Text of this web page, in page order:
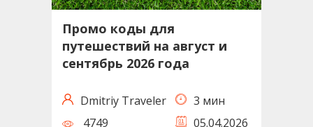
Промо коды для
путешествий на август и
сентябрь 2026 года
Dmitriy Traveler
3 мин
4749
05.04.2026